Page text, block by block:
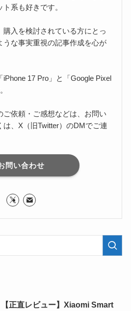
系も好きです。
購入を検討されている方にとっ
うな事実重視の記事作成を心が
17 Pro」と「Google Pixel
ご依頼・ご感想などは、お問い
、X（旧Twitter）のDMでご連
問い合わせ
【正直レビュー】Xiaomi Smart